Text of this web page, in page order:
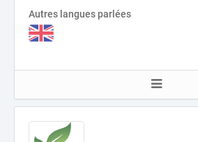
Autres langues parlées